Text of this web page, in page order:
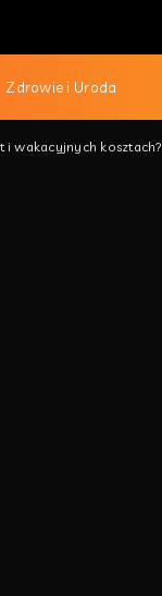
Zdrowie i Uroda
wakacyjnych kosztach?